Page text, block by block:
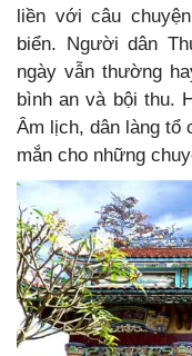
liền với câu
biển. Người dân
ngày vẫn thường
bình an và bội thu.
Âm lịch, dân làng tổ
mắn cho những